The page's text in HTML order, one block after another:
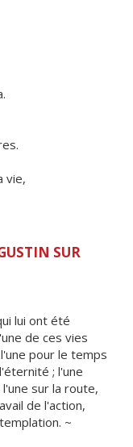
vie,
SUR
lui ont été
de ces vies
pour le temps
; l'une
sur la route,
de l'action,
~